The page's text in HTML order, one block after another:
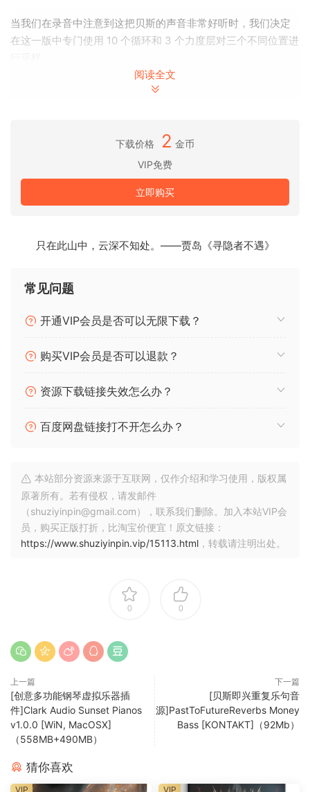
当我们在录音中注意到这把贝斯的声音非常好听时，我们决定
在这一版中专门使用 10 个循环和 3 个力度层对三个不同位置进
我们成功地在琴颈和琴桥位置对 Höfner Bass 进行了采样和脚
这把贝斯的真正优势在于它的可玩性。
得益于 10 个循环和 3 个力度层，没有机关枪效应。
– 界面清晰易用
– Kontakt 5.4.3 及以上版本 (48kHz/24bit)
大：注意更多 H*FNER 攻击 / 弹奏力度小：滑动音调
音，并带有人性化的低音噪音。
– 包括幽灵音符
legend James Jamerson last year, was recorded with a
Precision Bass.
It quickly became clear to us that we would be recording a
HOFNER Bass in the second edition of the Motown Bass.
incredibly good, we decided to sample three different
positions with 10 round robins and 3 velocity layers
We have succeeded in sampling and scripting the Höfner
bass in the neck, both and in the bridge position so that
the sound sounds incredibly real and authentic.
The result is more than impressive!
No machine-gun effect thanks to 10-Round-Robins and 3
阅读全文
下载价格 2 金币
VIP免费
立即购买
只在此山中，云深不知处。——贾岛《寻隐者不遇》
常见问题
开通VIP会员是否可以无限下载？
购买VIP会员是否可以退款？
资源下载链接失效怎么办？
百度网盘链接打不开怎么办？
本站部分资源来源于互联网，仅作介绍和学习使用，版权属
原著所有。若有侵权，请发邮件
（shuziyinpin@gmail.com），联系我们删除。加入本站VIP会
员，购买正版打折，比淘宝价便宜！原文链接：
https://www.shuziyinpin.vip/15113.html ，转载请注明出处。
0 0
上一篇
[创意多功能钢琴虚拟乐器插
件]Clark Audio Sunset Pianos
v1.0.0 [WiN, MacOSX]
（558MB+490MB）
下一篇
[贝斯即兴重复乐句音
源]PastToFutureReverbs Money
Bass [KONTAKT]（92Mb）
猜你喜欢
VIP VIP